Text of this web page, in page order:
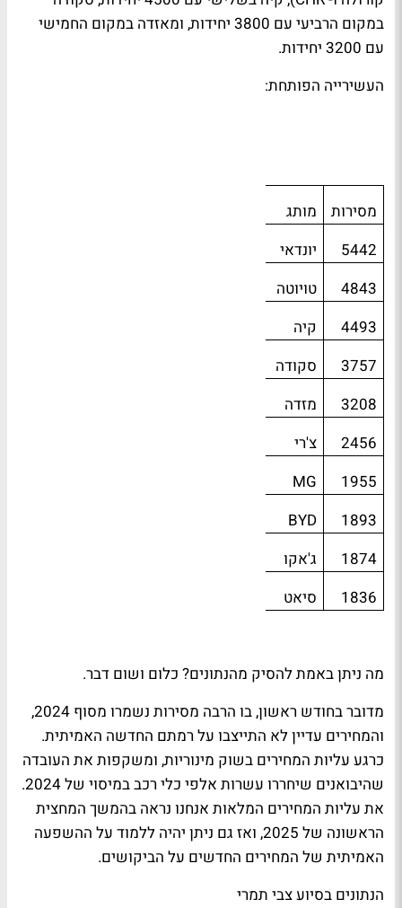
במקום הרביעי עם 3800 יחידות, ומאזדה במקום החמישי
עם 3200 יחידות.
העשירייה הפותחת:
מסירות
מותג
5442
יונדאי
4843
טויוטה
4493
קיה
3757
סקודה
3208
מזדה
2456
צ'רי
1955
MG
1893
BYD
1874
ג'אקו
1836
סיאט
מה ניתן באמת להסיק מהנתונים? כלום ושום דבר.
מדובר בחודש ראשון, בו הרבה מסירות נשמרו מסוף 2024,
והמחירים עדיין לא התייצבו על רמתם החדשה האמיתית.
כרגע עליות המחירים בשוק מינוריות, ומשקפות את העובדה
שהיבואנים שיחררו עשרות אלפי כלי רכב במיסוי של 2024.
את עליות המחירים המלאות אנחנו נראה בהמשך המחצית
הראשונה של 2025, ואז גם ניתן יהיה ללמוד על ההשפעה
האמיתית של המחירים החדשים על הביקושים.
הנתונים בסיוע צבי תמרי